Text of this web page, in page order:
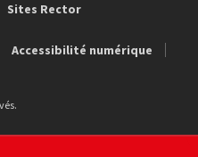
Sites Rector
Accessibilité numérique